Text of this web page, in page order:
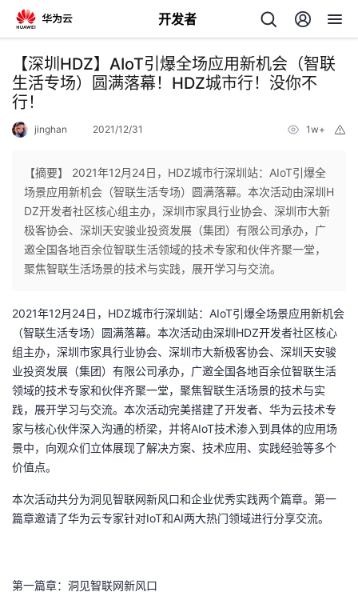
开发者
返
回
个
人
主
页
我
的
开
发
者
我
的
博
我
的
坛
我
圈
的
我
我
的
开
发
者
学
堂
的
我
我
的
Programs
我
的
支
持
我
技
的
【深圳HDZ】AIoT引爆全场应用新机会（智联
生活专场）圆满落幕！HDZ城市行！没你不
行！
jinghan 2021/12/31 1w+
【摘要】 2021年12月24日，HDZ城市行深圳站：AIoT引爆全
场景应用新机会（智联生活专场）圆满落幕。本次活动由深圳H
DZ开发者社区核心组主办，深圳市家具行业协会、深圳市大新
极客协会、深圳天安骏业投资发展（集团）有限公司承办，广
邀全国各地百余位智联生活领域的技术专家和伙伴齐聚一堂，
聚焦智联生活场景的技术与实践，展开学习与交流。
2021年12月24日， HDZ城市行深圳站： AIoT引爆全场景应用新机会
（智联生活专场）圆满落幕。本次活动由深圳HDZ开发者社区核心
组主办，深圳市家具行业协会、深圳市大新极客协会、深圳天安骏
业投资发展（集团）有限公司承办，广邀全国各地百余位智联生活
领域的技术专家和伙伴齐聚一堂，聚焦智联生活场景的技术与实
践，展开学习与交流。本次活动完美搭建了开发者、华为云技术专
家与核心伙伴深入沟通的桥梁，并将AIoT技术渗入到具体的应用场
景中，向观众们立体展现了解决方案、技术应用、实践经验等多个
价值点。
本次活动共分为洞见智联网新风口和企业优秀实践两个篇章。第一
篇章邀请了华为云专家针对IoT和AI两大热门领域进行分享交流。
第一篇章：洞见智联网新风口